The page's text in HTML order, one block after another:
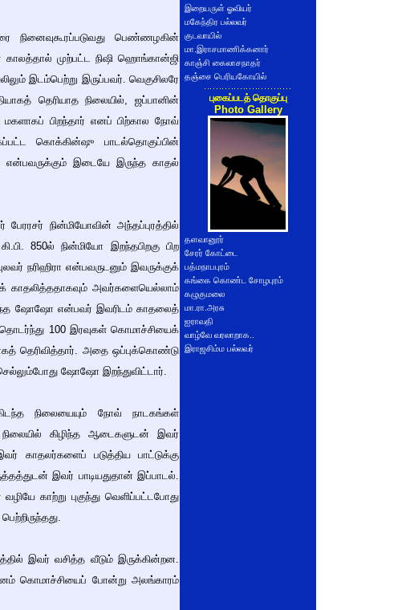
நினைவுகூரப்படுவது பெண்ணழகின்
முற்பட்ட நிஷி ஹொங்கான்ஜி
இடம்பெற்று இருப்பவர். வெகுசிலரே
தெரியாத நிலையில், ஜப்பானின்
மகளாகப் பிறந்தார் எனப் பிற்கால நோவ்
கொக்கின்ஷு பாடல்தொகுப்பின்
என்பவருக்கும் இடையே இருந்த காதல்
நின்மியோவின் அந்தப்புரத்தில்
850ல் நின்மியோ இறந்தபிறகு பிற
நரிஹிரா என்பவருடனும் இவருக்குக்
காதலித்ததாகவும் அவர்களையெல்லாம்
ஷோஷோ என்பவர் இவரிடம் காதலைத்
தொடர்ந்து 100 இரவுகள் கொமாச்சியைக்
தெரிவித்தார். அதை ஒப்புக்கொண்டு
ஷோஷோ இறந்துவிட்டார்.
நிலையையும் நோவ் நாடகங்கள்
நிலையில் கிழிந்த ஆடைகளுடன் இவர்
காதலர்களைப் படுத்திய பாட்டுக்கு
இவர் பாடியதுதான் இப்பாடல்.
காற்று புகுந்து வெளிப்பட்டபோது
இவர் வசித்த வீடும் இருக்கின்றன.
கொமாச்சியைப் போன்று அலங்காரம்
இறையருள் ஓவியர்
மகேந்திர பல்லவர்
குடவாயில்
மா.இராசமாணிக்கனார்
காஞ்சி கைலாசநாதர்
தஞ்சை பெரியகோயில்
புகைப்படத் தொகுப்பு
Photo Gallery
தளவானூர்
சேரர் கோட்டை
பத்மநாபபுரம்
கங்கை கொண்ட சோழபுரம்
கழுகுமலை
மா.ரா.அரசு
ஐராவதி
வாழ்வே வரலாறாக..
இராஜசிம்ம பல்லவர்